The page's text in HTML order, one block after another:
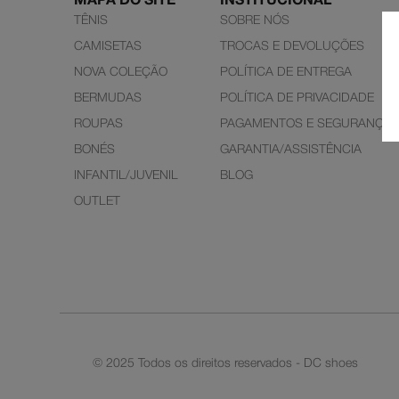
TÊNIS
CAMISETAS
NOVA COLEÇÃO
BERMUDAS
ROUPAS
BONÉS
INFANTIL/JUVENIL
OUTLET
SOBRE NÓS
TROCAS E DEVOLUÇÕES
POLÍTICA DE ENTREGA
POLÍTICA DE PRIVACIDADE
PAGAMENTOS E SEGURANÇA
GARANTIA/ASSISTÊNCIA
BLOG
© 2025 Todos os direitos reservados - DC shoes